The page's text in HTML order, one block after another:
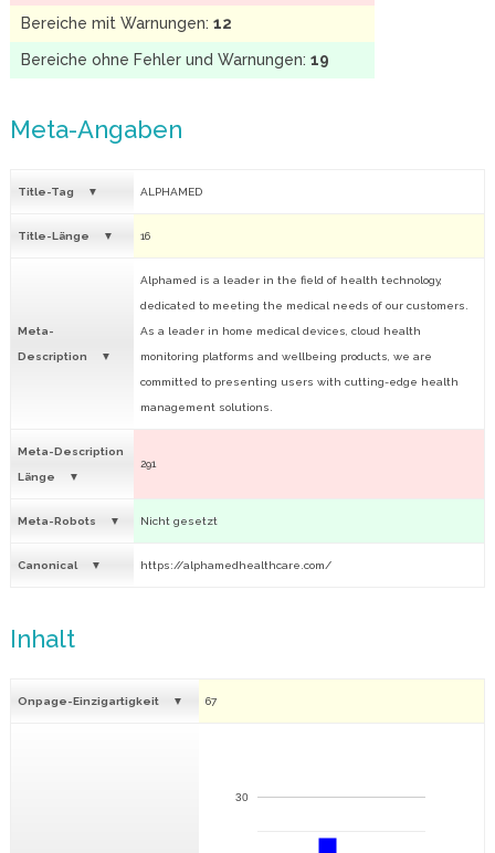
Bereiche mit Warnungen: 12
Bereiche ohne Fehler und Warnungen: 19
Meta-Angaben
Title-Tag ALPHAMED
Title-Länge 16
Meta-
Description
Alphamed is a leader in the field of health technology,
dedicated to meeting the medical needs of our customers.
As a leader in home medical devices, cloud health
monitoring platforms and wellbeing products, we are
committed to presenting users with cutting-edge health
management solutions.
Meta-Description
Länge
291
Meta-Robots Nicht gesetzt
Canonical https://alphamedhealthcare.com/
Inhalt
Onpage-Einzigartigkeit 67
30